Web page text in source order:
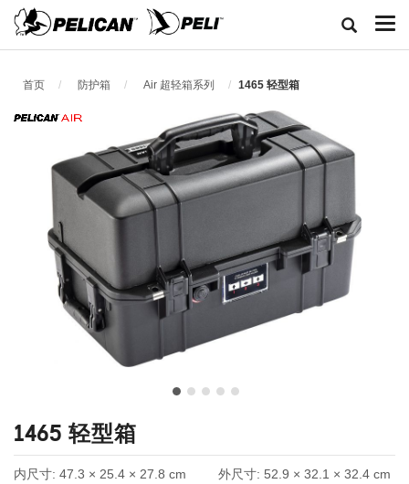
首页 防护箱 Air 超轻箱系列 1465 轻型箱
1465 轻型箱
内尺寸: 47.3 × 25.4 × 27.8 cm
外尺寸: 52.9 × 32.1 × 32.4 cm